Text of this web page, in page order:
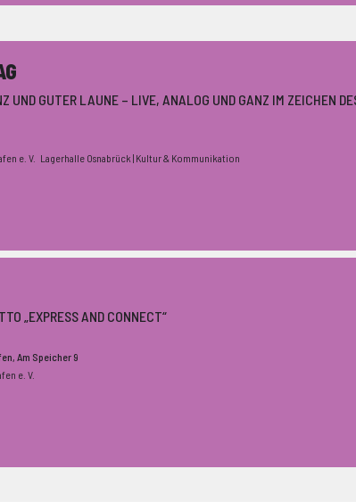
UND GUTER LAUNE – LIVE, ANALOG UND GANZ IM ZEICHEN
e. V. Lagerhalle Osnabrück | Kultur & Kommunikation
„EXPRESS AND CONNECT“
, Am Speicher 9
e. V.